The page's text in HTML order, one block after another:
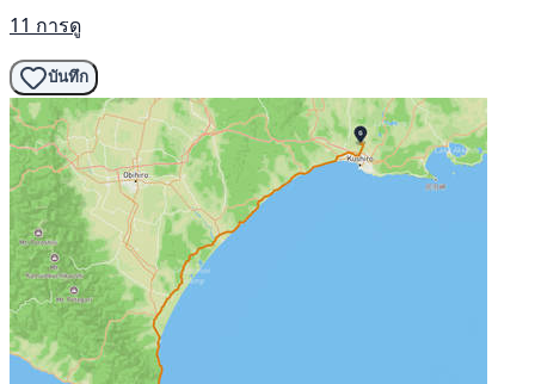
11 การดู
บันทึก